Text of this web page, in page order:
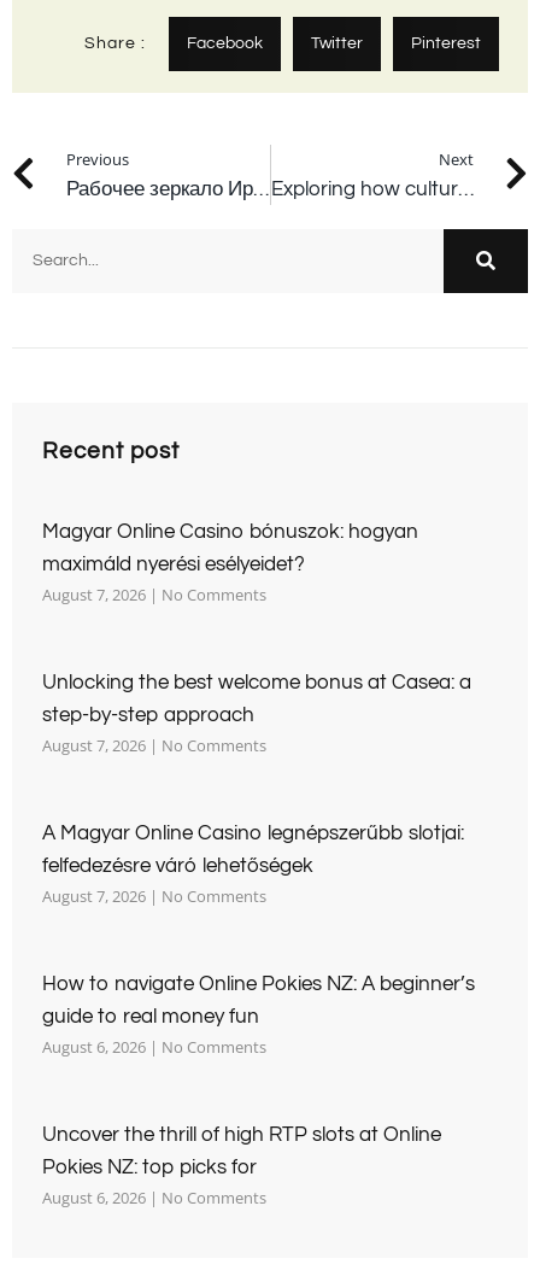
Share : Facebook Twitter Pinterest
Previous
Рабочее зеркало Ирис Казино (Iris Casino) сегодня
Next
Exploring how cultural perspectives shape gambling habits worldwide
Recent post
Magyar Online Casino bónuszok: hogyan
maximáld nyerési esélyeidet?
August 7, 2026
No Comments
Unlocking the best welcome bonus at Casea: a
step-by-step approach
August 7, 2026
No Comments
A Magyar Online Casino legnépszerűbb slotjai:
felfedezésre váró lehetőségek
August 7, 2026
No Comments
How to navigate Online Pokies NZ: A beginner’s
guide to real money fun
August 6, 2026
No Comments
Uncover the thrill of high RTP slots at Online
Pokies NZ: top picks for
August 6, 2026
No Comments